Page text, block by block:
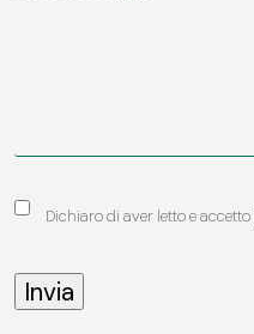
Dichiaro di aver letto e accetto